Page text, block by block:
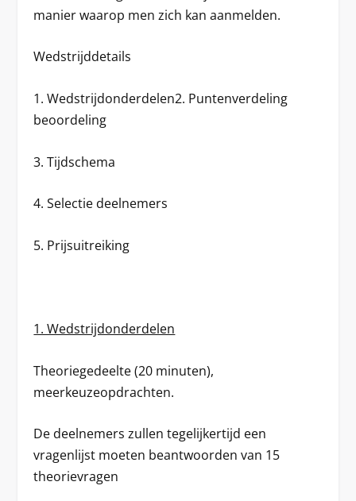
manier waarop men zich kan aanmelden.
Wedstrijddetails
1. Wedstrijdonderdelen2. Puntenverdeling
beoordeling
3. Tijdschema
4. Selectie deelnemers
5. Prijsuitreiking
1. Wedstrijdonderdelen
Theoriegedeelte(20 minuten),
meerkeuzeopdrachten.
De deelnemers zullen tegelijkertijd een
vragenlijst moeten beantwoorden van 15
theorievragen